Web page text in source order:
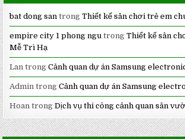
bat dong san trongThiết kế sân chơi trẻ em
empire city 1 phong ngu trongThiết kế sân
Mễ Trì Hạ
Lan trongCảnh quan dự án Samsung
Admin trongCảnh quan dự án Samsung
Hoan trongDịch vụ thi công cảnh quan sân